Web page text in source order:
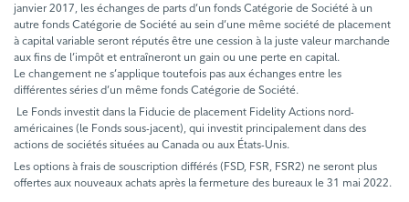
janvier 2017, les échanges de parts d’un fonds Catégorie de Société à un
autre fonds Catégorie de Société au sein d’une même société de placement
à capital variable seront réputés être une cession à la juste valeur marchande
aux fins de l’impôt et entraîneront un gain ou une perte en capital.
Le changement ne s’applique toutefois pas aux échanges entre les
différentes séries d’un même fonds Catégorie de Société.
Le Fonds investit dans la Fiducie de placement Fidelity Actions nord-
américaines (le Fonds sous-jacent), qui investit principalement dans des
actions de sociétés situées au Canada ou aux États-Unis.
Les options à frais de souscription différés (FSD, FSR, FSR2) ne seront plus
offertes aux nouveaux achats après la fermeture des bureaux le 31 mai 2022.